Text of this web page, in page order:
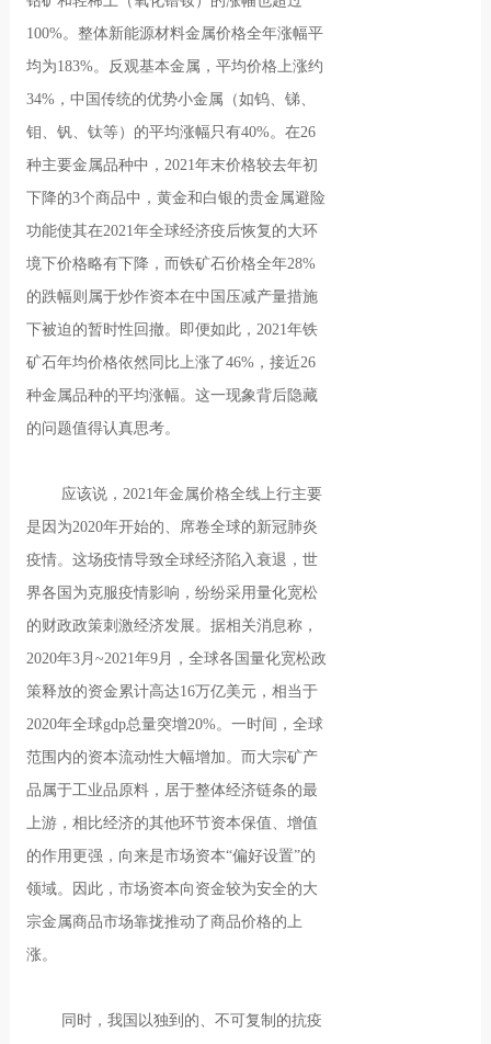
100%。整体新能源材料金属价格全年涨幅平
均为183%。反观基本金属，平均价格上涨约
34%，中国传统的优势小金属（如钨、锑、
钼、钒、钛等）的平均涨幅只有40%。在26
种主要金属品种中，2021年末价格较去年初
下降的3个商品中，黄金和白银的贵金属避险
功能使其在2021年全球经济疫后恢复的大环
境下价格略有下降，而铁矿石价格全年28%
的跌幅则属于炒作资本在中国压减产量措施
下被迫的暂时性回撤。即便如此，2021年铁
矿石年均价格依然同比上涨了46%，接近26
种金属品种的平均涨幅。这一现象背后隐藏
的问题值得认真思考。
应该说，2021年金属价格全线上行主要
是因为2020年开始的、席卷全球的新冠肺炎
疫情。这场疫情导致全球经济陷入衰退，世
界各国为克服疫情影响，纷纷采用量化宽松
的财政政策刺激经济发展。据相关消息称，
2020年3月~2021年9月，全球各国量化宽松政
策释放的资金累计高达16万亿美元，相当于
2020年全球gdp总量突增20%。一时间，全球
范围内的资本流动性大幅增加。而大宗矿产
品属于工业品原料，居于整体经济链条的最
上游，相比经济的其他环节资本保值、增值
的作用更强，向来是市场资本“偏好设置”的
领域。因此，市场资本向资金较为安全的大
宗金属商品市场靠拢推动了商品价格的上
涨。
同时，我国以独到的、不可复制的抗疫